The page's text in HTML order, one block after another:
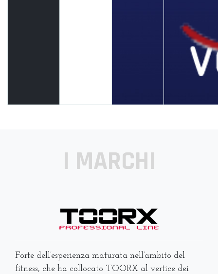
I MARCHI
Forte dell’esperienza maturata nell’ambito del
fitness, che ha collocato TOORX al vertice dei